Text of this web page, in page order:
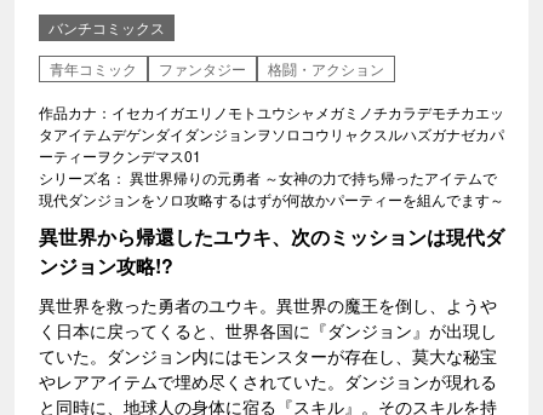
バンチコミックス
青年コミック
ファンタジー 格闘・アクション
作品カナ：イセカイガエリノモトユウシャメガミノチカラデモチカエッ
タアイテムデゲンダイダンジョンヲソロコウリャクスルハズガナゼカパ
ーティーヲクンデマス01
シリーズ名： 異世界帰りの元勇者 ～女神の力で持ち帰ったアイテムで
現代ダンジョンをソロ攻略するはずが何故かパーティーを組んでます～
異世界から帰還したユウキ、次のミッションは現代ダ
ンジョン攻略!?
異世界を救った勇者のユウキ。異世界の魔王を倒し、ようや
く日本に戻ってくると、世界各国に『ダンジョン』が出現し
ていた。ダンジョン内にはモンスターが存在し、莫大な秘宝
やレアアイテムで埋め尽くされていた。ダンジョンが現れる
と同時に、地球人の身体に宿る『スキル』。そのスキルを持